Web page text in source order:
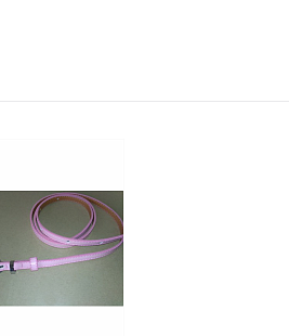
Недоступно